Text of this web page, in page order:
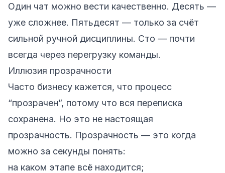
Один чат можно вести качественно. Десять —
уже сложнее. Пятьдесят — только за счёт
сильной ручной дисциплины. Сто — почти
всегда через перегрузку команды.
Иллюзия прозрачности
Часто бизнесу кажется, что процесс
“прозрачен”, потому что вся переписка
сохранена. Но это не настоящая
прозрачность. Прозрачность — это когда
можно за секунды понять:
на каком этапе всё находится;